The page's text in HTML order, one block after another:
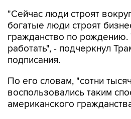
"Сейчас люди строят
богатые люди строят
гражданство по рождению.
работать", - подчеркнул
подписания.
По его словам, "сотни
воспользовались таким
американского